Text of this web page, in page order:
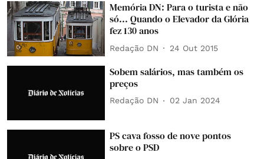
Memória DN: Para o turista e não
só... Quando o Elevador da Glória
fez 130 anos
Redação DN 24 Out 2015
Sobem salários, mas também os
preços
Redação DN 02 Jan 2024
PS cava fosso de nove pontos
sobre o PSD